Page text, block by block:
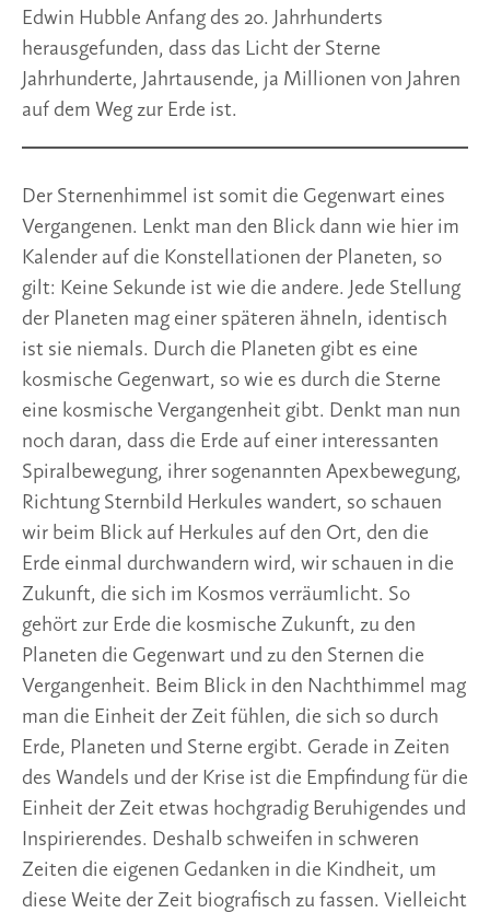
Edwin Hubble Anfang des 20. Jahrhunderts
herausgefunden, dass das Licht der Sterne
Jahrhunderte, Jahrtausende, ja Millionen von Jahren
auf dem Weg zur Erde ist.
Der Sternenhimmel ist somit die Gegenwart eines
Vergangenen. Lenkt man den Blick dann wie hier im
Kalender auf die Konstellationen der Planeten, so
gilt: Keine Sekunde ist wie die andere. Jede Stellung
der Planeten mag einer späteren ähneln, identisch
ist sie niemals. Durch die Planeten gibt es eine
kosmische Gegenwart, so wie es durch die Sterne
eine kosmische Vergangenheit gibt. Denkt man nun
noch daran, dass die Erde auf einer interessanten
Spiralbewegung, ihrer sogenannten Apexbewegung,
Richtung Sternbild Herkules wandert, so schauen
wir beim Blick auf Herkules auf den Ort, den die
Erde einmal durchwandern wird, wir schauen in die
Zukunft, die sich im Kosmos verräumlicht. So
gehört zur Erde die kosmische Zukunft, zu den
Planeten die Gegenwart und zu den Sternen die
Vergangenheit. Beim Blick in den Nachthimmel mag
man die Einheit der Zeit fühlen, die sich so durch
Erde, Planeten und Sterne ergibt. Gerade in Zeiten
des Wandels und der Krise ist die Empfindung für die
Einheit der Zeit etwas hochgradig Beruhigendes und
Inspirierendes. Deshalb schweifen in schweren
Zeiten die eigenen Gedanken in die Kindheit, um
diese Weite der Zeit biografisch zu fassen. Vielleicht